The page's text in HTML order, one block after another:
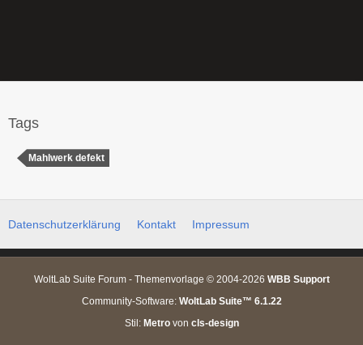
Tags
Mahlwerk defekt
Datenschutzerklärung Kontakt Impressum
WoltLab Suite Forum - Themenvorlage © 2004-2026 WBB Support
Community-Software: WoltLab Suite™ 6.1.22
Stil: Metrovon cls-design